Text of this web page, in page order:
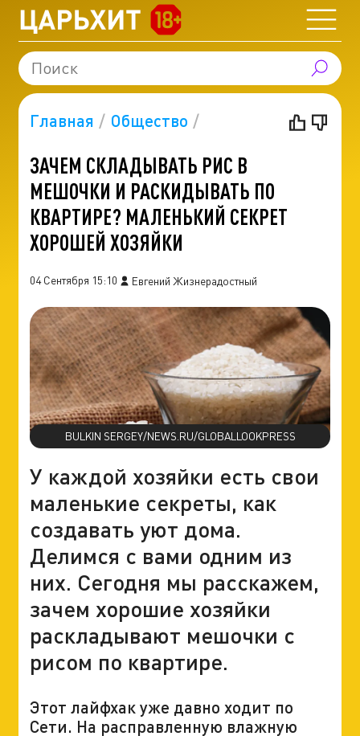
Главная Общество
ЗАЧЕМ СКЛАДЫВАТЬ РИС В
МЕШОЧКИ И РАСКИДЫВАТЬ ПО
КВАРТИРЕ? МАЛЕНЬКИЙ СЕКРЕТ
ХОРОШЕЙ ХОЗЯЙКИ
04 Сентября 15:10 Евгений Жизнерадостный
BULKIN SERGEY/NEWS.RU/GLOBALLOOKPRESS
У каждой хозяйки есть свои
маленькие секреты, как
создавать уют дома.
Делимся с вами одним из
них. Сегодня мы расскажем,
зачем хорошие хозяйки
раскладывают мешочки с
рисом по квартире.
Этот лайфхак уже давно ходит по
Сети. На расправленную влажную